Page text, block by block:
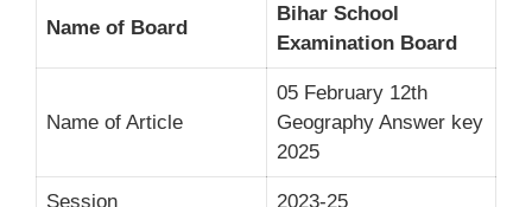
Name of Board
Bihar School
Examination Board
Name of Article
05 February 12th
Geography Answer key
2025
Session 2023-25